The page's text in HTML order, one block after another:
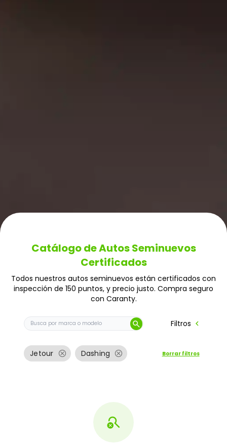
Catálogo de Autos Seminuevos
Certificados
Todos nuestros autos seminuevos están certificados con
inspección de 150 puntos, y precio justo. Compra seguro
con Caranty.
Buscar auto por marca o modelo
search Filtros chevron_left
Jetour cancel Dashing cancel Borrar filtros
search_off